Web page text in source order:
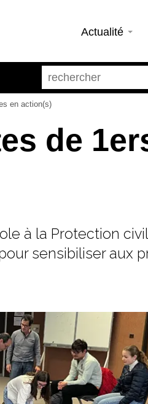
Actualité
en action(s)
de
à la Protection
sensibiliser aux